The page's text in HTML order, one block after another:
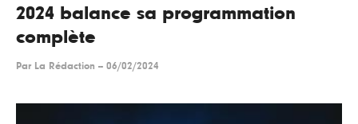
2024 balance sa programmation
complète
Par La Rédaction -- 06/02/2024